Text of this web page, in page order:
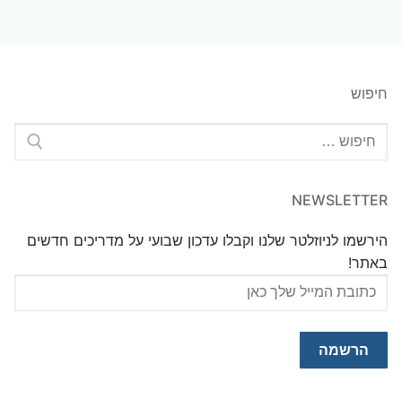
חיפוש
חפש:
NEWSLETTER
הירשמו לניוזלטר שלנו וקבלו עדכון שבועי על מדריכים חדשים
באתר!